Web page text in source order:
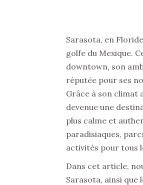
Sarasota, en
golfe du Mexique.
downtown, son
réputée pour ses
Grâce à son climat
devenue une
plus calme et
paradisiaques,
activités pour tous
Dans cet article,
Sarasota, ainsi que